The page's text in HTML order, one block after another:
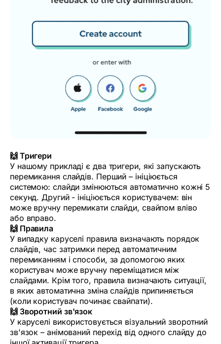
🙌 Тригери
У нашому прикладі є два тригери, які запускають
перемикання слайдів. Перший – ініціюється
системою: слайди змінюються автоматично кожні 5
секунд. Другий - ініціюється користувачем: він
може вручну перемикати слайди, свайпом вліво
або вправо.
🙌 Правила
У випадку каруселі правила визначають порядок
слайдів, час затримки перед автоматичним
перемиканням і способи, за допомогою яких
користувач може вручну переміщатися між
слайдами. Крім того, правила визначають ситуації,
в яких автоматична зміна слайдів припиняється
(коли користувач починає свайпати).
🙌 Зворотний зв'язок
У каруселі використовується візуальний зворотний
зв'язок – анімований перехід від одного слайду до